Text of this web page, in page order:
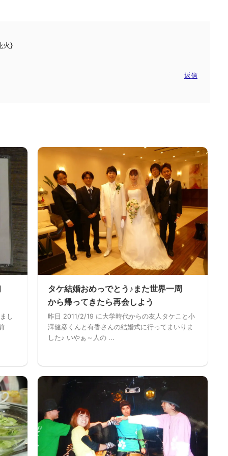
火}
返信
し
タケ結婚おめっでとう♪また世界一周
から帰ってきたら再会しよう
昨日 2011/2/19 に大学時代からの友人タケこと小
澤健彦くんと有香さんの結婚式に行ってまいりま
した♪ いやぁ～人の ...